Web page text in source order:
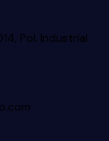
Pol. Industrial